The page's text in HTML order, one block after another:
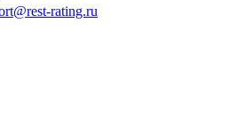
rating.ru